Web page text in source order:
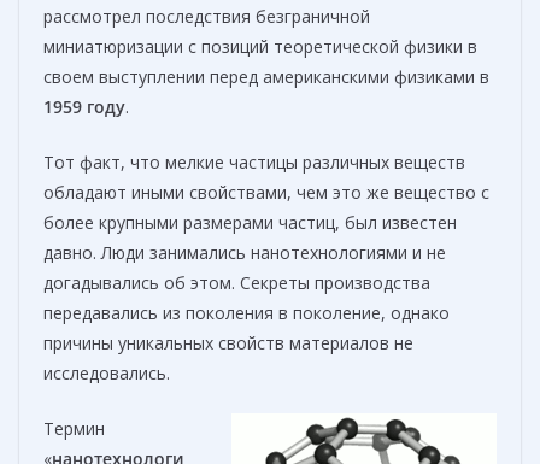
рассмотрел последствия безграничной
миниатюризации с позиций теоретической физики в
своем выступлении перед американскими физиками в
1959 году.
Тот факт, что мелкие частицы различных веществ
обладают иными свойствами, чем это же вещество с
более крупными размерами частиц, был известен
давно. Люди занимались нанотехнологиями и не
догадывались об этом. Секреты производства
передавались из поколения в поколение, однако
причины уникальных свойств материалов не
исследовались.
Термин
«нанотехнологи